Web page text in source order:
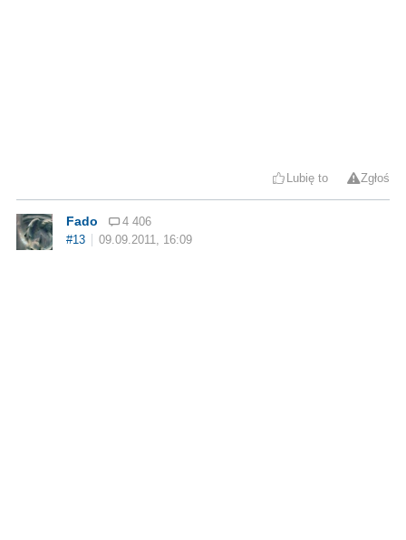
Lubię to Zgłoś
Fado
4 406
#13
09.09.2011, 16:09